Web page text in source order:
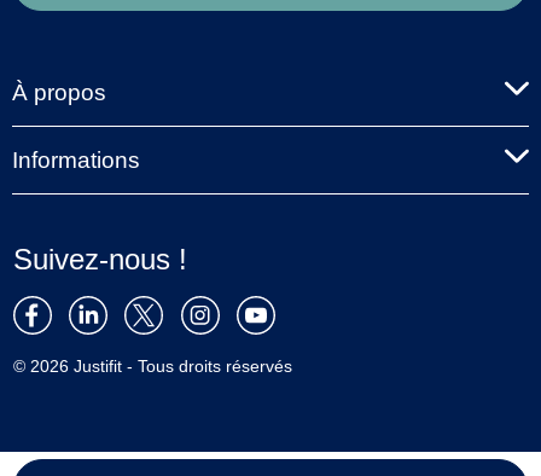
À propos
Informations
Suivez-nous !
© 2026 Justifit - Tous droits réservés